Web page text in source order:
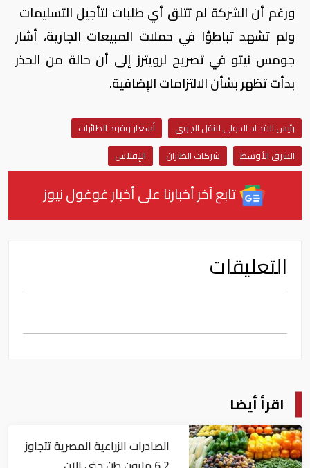
ورغم أن الشركة لم تتلق أي طلبات لتأجيل التسليمات ​
ولم تشهد تباطؤا في ​حملات المبيعات الجارية، أشار
جومس نيتو ‌في ⁠تصريح لرويترز إلى أن حالة من الحذر
بدأت تظهر بشأن الالتزامات الإضافية.
رئيس الاتحاد الدولي للنقل الجوي
أسعار وقود الطائرات
الشرق الأوسط
شركات الطيران الإفلاس
تابع آخر أخبارنا على أخبار غوغول نيوز
التعليقات
اقرأ أيضا
الصادرات الزراعية المصرية تتجاوز